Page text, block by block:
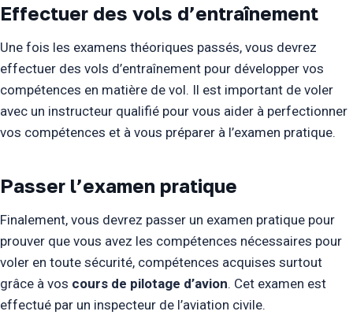
Effectuer des vols d’entraînement
Une fois les examens théoriques passés, vous devrez
effectuer des vols d’entraînement pour développer vos
compétences en matière de vol. Il est important de voler
avec un instructeur qualifié pour vous aider à perfectionner
vos compétences et à vous préparer à l’examen pratique.
Passer l’examen pratique
Finalement, vous devrez passer un examen pratique pour
prouver que vous avez les compétences nécessaires pour
voler en toute sécurité, compétences acquises surtout
grâce à vos cours de pilotage d’avion. Cet examen est
effectué par un inspecteur de l’aviation civile.